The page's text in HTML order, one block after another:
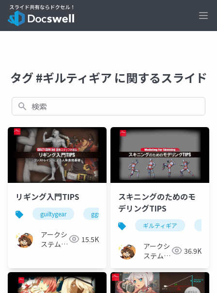
タグ #ギルティギア に関するスライド
検索
リギング入門TIPS
guiltygear ggst 3dmodel
アークシ
ステムワ
15.5K
スキニングのためのモ
デリングTIPS
ギルティギア
アークシ
ステムワ
式会社
36.9K